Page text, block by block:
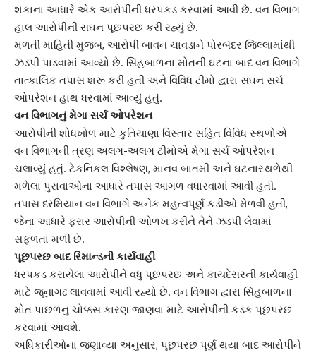
શંકાના આધારે એક આરોપીની ધરપકડ કરવામાં આવી છે. વન વિભાગ
હાલ આરોપીની સઘન પૂછપરછ કરી રહ્યું છે.
મળતી માહિતી મુજબ, આરોપી બાવન ચાવડાને પોરબંદર જિલ્લામાંથી
ઝડપી પાડવામાં આવ્યો છે. સિંહબાળના મોતની ઘટના બાદ વન વિભાગે
તાત્કાલિક તપાસ શરૂ કરી હતી અને વિવિધ ટીમો દ્વારા સઘન સર્ચ
ઓપરેશન હાથ ધરવામાં આવ્યું હતું.
વન વિભાગનું મેગા સર્ચ ઓપરેશન
આરોપીની શોધખોળ માટે કુતિયાણા વિસ્તાર સહિત વિવિધ સ્થળોએ
વન વિભાગની ત્રણ અલગ-અલગ ટીમોએ મેગા સર્ચ ઓપરેશન
ચલાવ્યું હતું. ટેકનિકલ વિશ્લેષણ, માનવ બાતમી અને ઘટનાસ્થળેથી
મળેલા પુરાવાઓના આધારે તપાસ આગળ વધારવામાં આવી હતી.
તપાસ દરમિયાન વન વિભાગે અનેક મહત્વપૂર્ણ કડીઓ મેળવી હતી,
જેના આધારે ફરાર આરોપીની ઓળખ કરીને તેને ઝડપી લેવામાં
સફળતા મળી છે.
પૂછપરછ બાદ રિમાન્ડની કાર્યવાહી
ધરપકડ કરાયેલા આરોપીને વધુ પૂછપરછ અને કાયદેસરની કાર્યવાહી
માટે જૂનાગઢ લાવવામાં આવી રહ્યો છે. વન વિભાગ દ્વારા સિંહબાળના
મોત પાછળનું ચોક્કસ કારણ જાણવા માટે આરોપીની કડક પૂછપરછ
કરવામાં આવશે.
અધિકારીઓના જણાવ્યા અનુસાર, પૂછપરછ પૂર્ણ થયા બાદ આરોપીને